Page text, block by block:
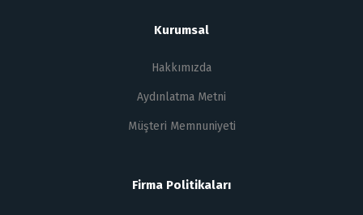
Kurumsal
Hakkımızda
Aydınlatma Metni
Müşteri Memnuniyeti
Firma Politikaları